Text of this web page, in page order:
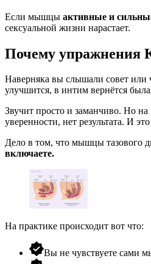
Если мышцы активные и
сексуальной жизни нарастает.
Почему упражнения
Наверняка вы слышали совет или
улучшится, в интим вернётся
Звучит просто и заманчиво. Но
уверенности, нет результата. И
Дело в том, что мышцы тазового
включаете.
На практике происходит вот что:
Вы не чувствуете сами